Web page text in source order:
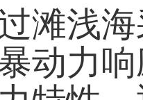
滩浅
动力